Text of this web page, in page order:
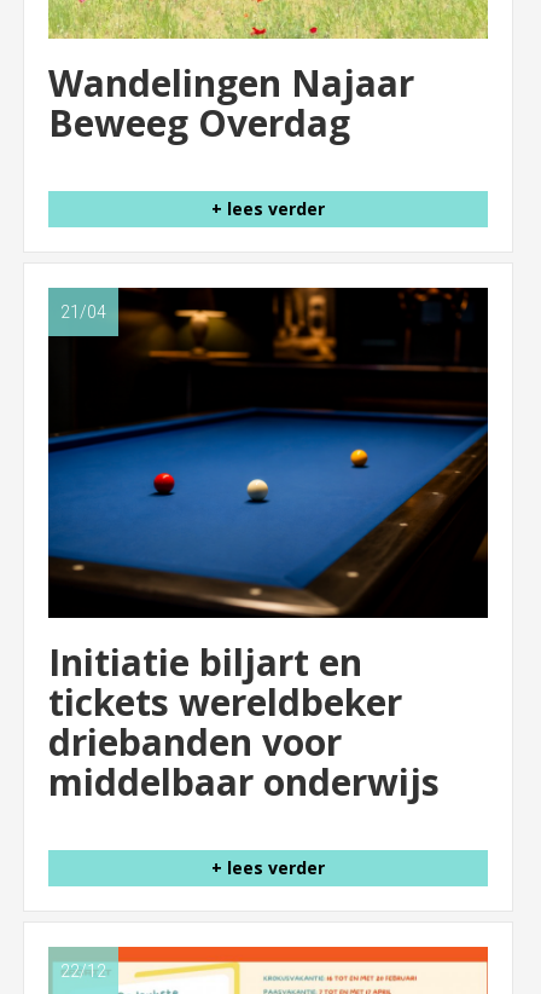
Wandelingen Najaar
Beweeg Overdag
+ lees verder
21/04
Initiatie biljart en
tickets wereldbeker
driebanden voor
middelbaar onderwijs
+ lees verder
22/12